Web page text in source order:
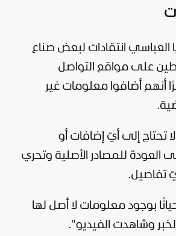
العباسي انتقادات لبعض صناع
على مواقع التواصل
أنهم أضافوا معلومات غير
تحتاج إلى أيّ إضافات أو
العودة للمصادر الأصلية وتحري
تفاصيل.
بوجود معلومات لا أصل لها
وشاهدت الفيديو".